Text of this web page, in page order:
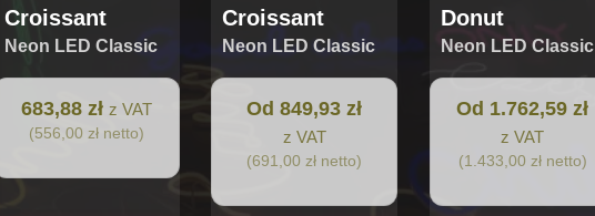
Croissant
Neon LED Classic
683,88 zł z VAT
(556,00 zł netto)
Croissant
Neon LED Classic
Od 849,93 zł
z VAT
(691,00 zł netto)
Donut
Neon LED Classic
Od 1.762,59 zł
z VAT
(1.433,00 zł netto)